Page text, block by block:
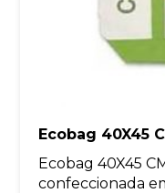
Ecobag 40X45
Ecobag 40X45
confeccionada